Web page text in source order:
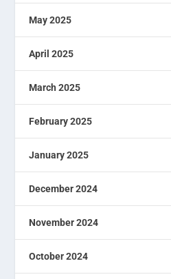
May 2025
April 2025
March 2025
February 2025
January 2025
December 2024
November 2024
October 2024